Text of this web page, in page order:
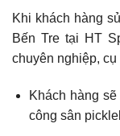
Khi khách hàng
Bến Tre tại HT
chuyên nghiệp, cụ
Khách hàng
công sân